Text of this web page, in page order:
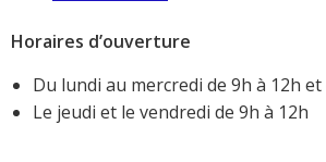
Horaires d’ouverture
Du lundi au mercredi de 9h à 12h et
Le jeudi et le vendredi de 9h à 12h